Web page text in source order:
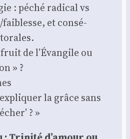
: péché radi­cal vs
et consé­
de l’Évangile ou
» ?
la grâce sans
? »